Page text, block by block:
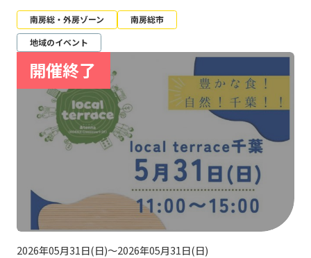
南房総・外房ゾーン
南房総市
地域のイベント
2026年05月31日(日)～2026年05月31日(日)